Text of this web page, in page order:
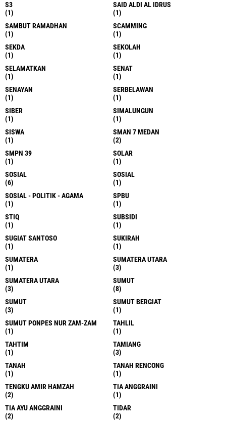
S3
(1)
SAID ALDI AL IDRUS
(1)
SAMBUT RAMADHAN
(1)
SCAMMING
(1)
SEKDA
(1)
SEKOLAH
(1)
SELAMATKAN
(1)
SENAT
(1)
SENAYAN
(1)
SERBELAWAN
(1)
SIBER
(1)
SIMALUNGUN
(1)
SISWA
(1)
SMAN 7 MEDAN
(2)
SMPN 39
(1)
SOLAR
(1)
SOSIAL
(6)
SOSIAL
(1)
SOSIAL - POLITIK - AGAMA
(1)
SPBU
(1)
STIQ
(1)
SUBSIDI
(1)
SUGIAT SANTOSO
(1)
SUKIRAH
(1)
SUMATERA
(1)
SUMATERA UTARA
(3)
SUMATERA UTARA
(3)
SUMUT
(8)
SUMUT
(3)
SUMUT BERGIAT
(1)
SUMUT PONPES NUR ZAM-ZAM
(1)
TAHLIL
(1)
TAHTIM
(1)
TAMIANG
(3)
TANAH
(1)
TANAH RENCONG
(1)
TENGKU AMIR HAMZAH
(2)
TIA ANGGRAINI
(1)
TIA AYU ANGGRAINI
(2)
TIDAR
(2)